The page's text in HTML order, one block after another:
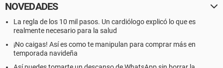
NOVEDADES
La regla de los 10 mil pasos. Un cardiólogo explicó lo que es
realmente necesario para la salud
¡No caigas! Así es como te manipulan para comprar más en
temporada navideña